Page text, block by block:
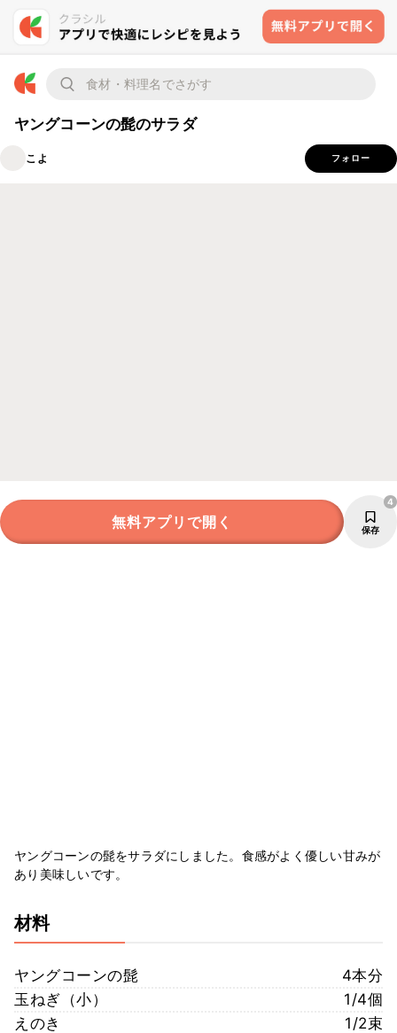
ヤングコーンの髭のサラダ
こよ フォロー
無料アプリで開く 保存
4
ヤングコーンの髭をサラダにしました。食感がよく優しい甘みが
あり美味しいです。
材料
ヤングコーンの髭
4本分
玉ねぎ（小）
1/4個
えのき
1/2束